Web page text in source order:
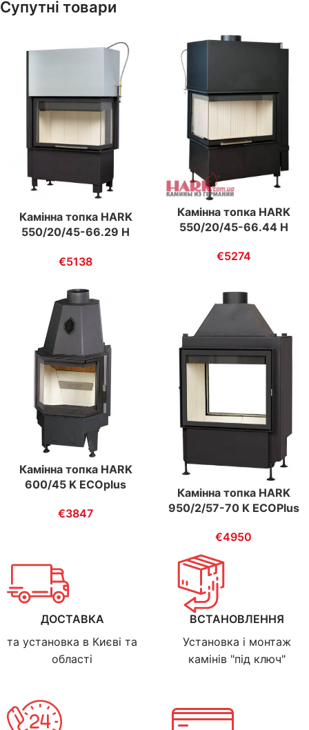
Супутні товари
Камінна топка HARK
550/20/45-66.29 H
€5138
Камінна топка HARK
550/20/45-66.44 H
€5274
Камінна топка HARK
600/45 K ECOplus
€3847
Камінна топка HARK
950/2/57-70 K ECOPlus
€4950
ДОСТАВКА
та установка в Києві та
області
ВСТАНОВЛЕННЯ
Установка і монтаж
камінів "під ключ"